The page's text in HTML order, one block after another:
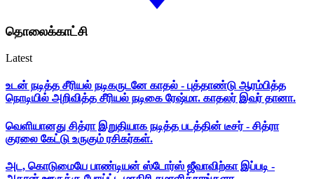
தொலைக்காட்சி
Latest
உடன் நடித்த சீரியல் நடிகருடனே காதல் - புத்தாண்டு ஆரம்பித்த
நொடியில் அறிவித்த சீரியல் நடிகை ரேஷ்மா. காதலர் இவர் தானா.
வெளியானது சித்ரா இறுதியாக நடித்த படத்தின் டீசர் - சித்ரா
குரலை கேட்டு உருகும் ரசிகர்கள்.
அட, கொடுமையே பாண்டியன் ஸ்டோர்ஸ் ஜீவாவிற்கா இப்படி -